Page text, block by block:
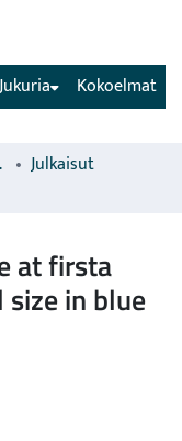
Kokoelmat
Julkaisut
at firsta
in blue